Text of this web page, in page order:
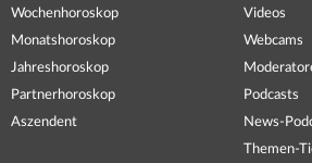
Wochenhoroskop
Monatshoroskop
Jahreshoroskop
Partnerhoroskop
Aszendent
Videos
Webcams
Podcasts
News-
Themen-